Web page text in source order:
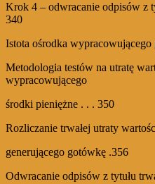
Krok 4 – odwracanie odpisów z
340
Istota ośrodka
Metodologia testów na utratę
wypracowującego
środki pieniężne . . . 350
Rozliczanie trwałej utraty
generującego gotówkę .356
Odwracanie odpisów z tytułu